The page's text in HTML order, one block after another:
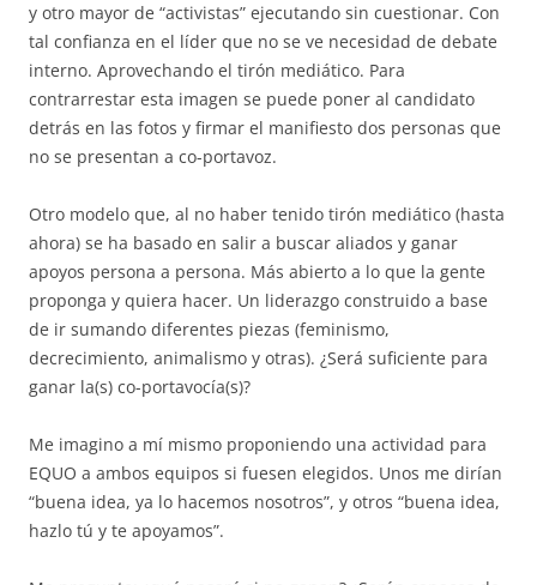
y otro mayor de “activistas” ejecutando sin cuestionar. Con
tal confianza en el líder que no se ve necesidad de debate
interno. Aprovechando el tirón mediático. Para
contrarrestar esta imagen se puede poner al candidato
detrás en las fotos y firmar el manifiesto dos personas que
no se presentan a co-portavoz.
Otro modelo que, al no haber tenido tirón mediático (hasta
ahora) se ha basado en salir a buscar aliados y ganar
apoyos persona a persona. Más abierto a lo que la gente
proponga y quiera hacer. Un liderazgo construido a base
de ir sumando diferentes piezas (feminismo,
decrecimiento, animalismo y otras). ¿Será suficiente para
ganar la(s) co-portavocía(s)?
Me imagino a mí mismo proponiendo una actividad para
EQUO a ambos equipos si fuesen elegidos. Unos me dirían
“buena idea, ya lo hacemos nosotros”, y otros “buena idea,
hazlo tú y te apoyamos”.